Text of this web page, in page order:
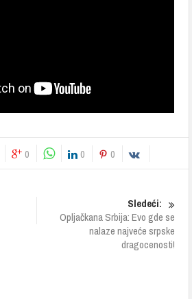
0 0 0
Sledeći:
Opljačkana Srbija: Evo gde se
nalaze najveće srpske
dragocenosti!